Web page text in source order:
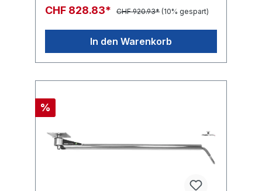
CHF 828.83* CHF 920.93* (10% gespart)
In den Warenkorb
%